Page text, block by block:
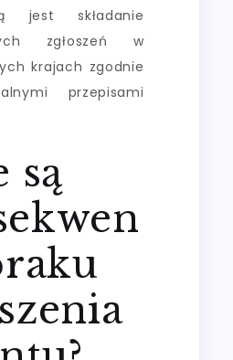
jest składanie
zgłoszeń w
krajach zgodnie
przepisami
są